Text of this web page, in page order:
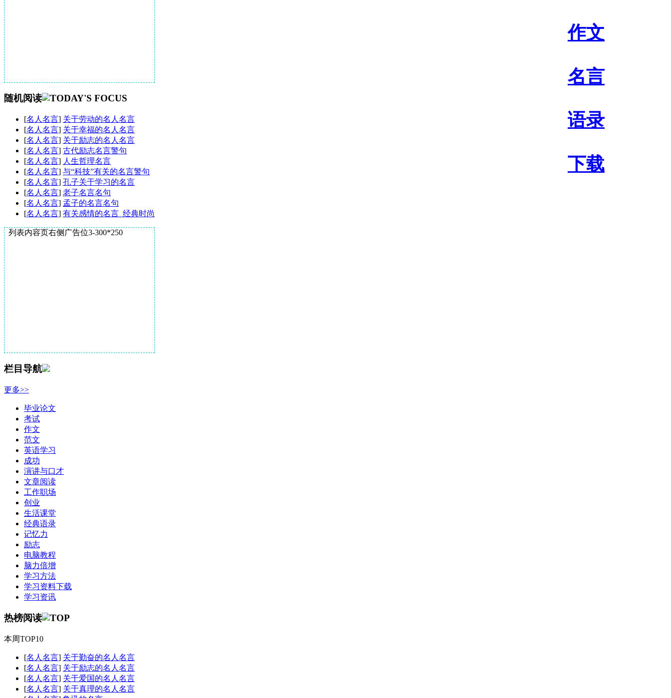
作文
名言
语录
下载
随机阅读
[名人名言] 关于劳动的名人名言
[名人名言] 关于幸福的名人名言
[名人名言] 关于励志的名人名言
[名人名言] 古代励志名言警句
[名人名言] 人生哲理名言
[名人名言] 与“科技”有关的名言警句
[名人名言] 孔子关于学习的名言
[名人名言] 老子名言名句
[名人名言] 孟子的名言名句
[名人名言] 有关感情的名言_经典时尚
列表内容页右侧广告位3-300*250
栏目导航
更多>>
毕业论文
考试
作文
范文
英语学习
成功
演讲与口才
文章阅读
工作职场
创业
生活课堂
经典语录
记忆力
励志
电脑教程
脑力倍增
学习方法
学习资料下载
学习资讯
热榜阅读
本周TOP10
[名人名言] 关于勤奋的名人名言
[名人名言] 关于励志的名人名言
[名人名言] 关于爱国的名人名言
[名人名言] 关于真理的名人名言